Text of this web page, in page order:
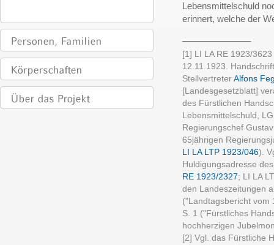
Lebensmittelschuld
erinnert, welche der
[1] LI LA RE 1923/
12.11.1923.
Stellvertreter Alfons
[Landesgesetzblatt]
des Fürstlichen
Lebensmittelschuld,
Regierungschef
65jährigen
LI LA LTP 1923/046).
Huldigungsadresse
RE 1923/2327; LI LA
den Landeszeitungen
("Landtagsbericht vom
S. 1 ("Fürstliches
hochherzigen
[2] Vgl. das Fürstliche